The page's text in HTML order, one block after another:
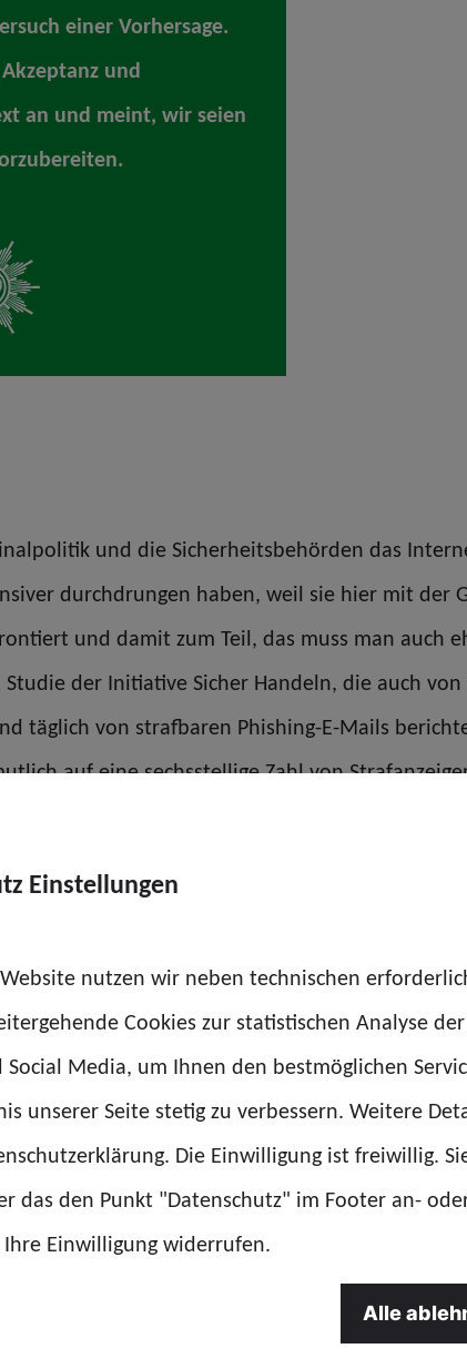
einer Vorhersage.
und
an und meint, wir seien
und die Sicherheitsbehörden das
durchdrungen haben, weil sie hier mit
und damit zum Teil, das muss man auch
der Initiative Sicher Handeln, die auch
täglich von strafbaren Phishing-E-Mails
auf eine sechsstellige Zahl von
dafür nicht mehr zuständig –
um mit digitaler Massenkriminalität
diese Möglichkeiten bieten könnten, um
angesprochen. Wie nähert man sich dieser
zu definieren, was KI eigentlich ist. Auch in der
des Europäischen Parlaments
, wonach
Kreativität nachzuahmen. Das zeigt für
nicht darauf an, ob in einem Programm
solche wahrnehmen. Es geht also weniger um
entwickeln kann, sondern darum, ob
sich diese Frage ernsthaft stellt, dann wird das
Beispiel Fragen der strafrechtlichen
Einstellungen
nutzen wir neben technischen
Cookies zur statistischen Analyse
Media, um Ihnen den bestmöglichen
unserer Seite stetig zu verbessern. Weitere
Die Einwilligung ist freiwillig.
das den Punkt "Datenschutz" im Footer an-
Einwilligung widerrufen.
Alle